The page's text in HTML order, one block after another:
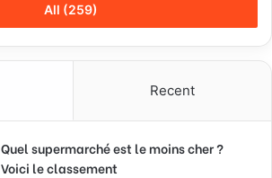
All (259)
Recent
Quel supermarché est le moins cher ?
Voici le classement